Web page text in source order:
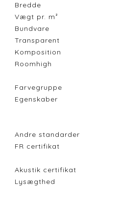
Bredde
Vægt pr. m²
Bundvare
Transparent
Komposition
Roomhigh
Farvegruppe
Egenskaber
Andre standarder
FR certifikat
Akustik certifikat
Lysægthed